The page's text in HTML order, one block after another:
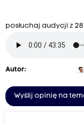
posłuchaj audycji z
Autor:
Wyślij opinię na